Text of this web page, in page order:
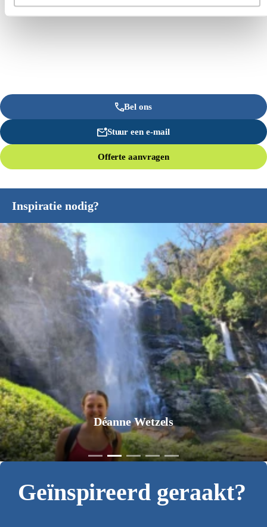
Bel ons
Stuur een e-mail
Offerte aanvragen
Inspiratie nodig?
Déanne Wetzels
Geïnspireerd geraakt?